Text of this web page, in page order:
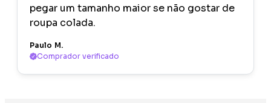
pegar um tamanho maior se não gostar de
roupa colada.
Paulo M.
Comprador verificado